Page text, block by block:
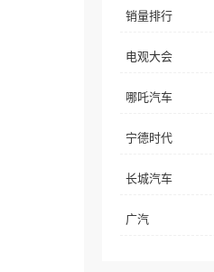
销量排行
电观大会
哪吒汽车
宁德时代
长城汽车
广汽